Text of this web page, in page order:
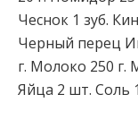
Чеснок 1 зуб.
Черный перец
г. Молоко 250 г.
Яйца 2 шт. Соль